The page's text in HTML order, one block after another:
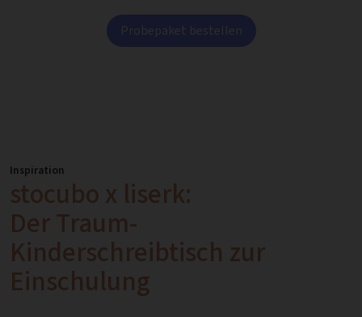
Probepaket bestellen
Inspiration
stocubo x liserk:
Der Traum-
Kinderschreibtisch zur
Einschulung